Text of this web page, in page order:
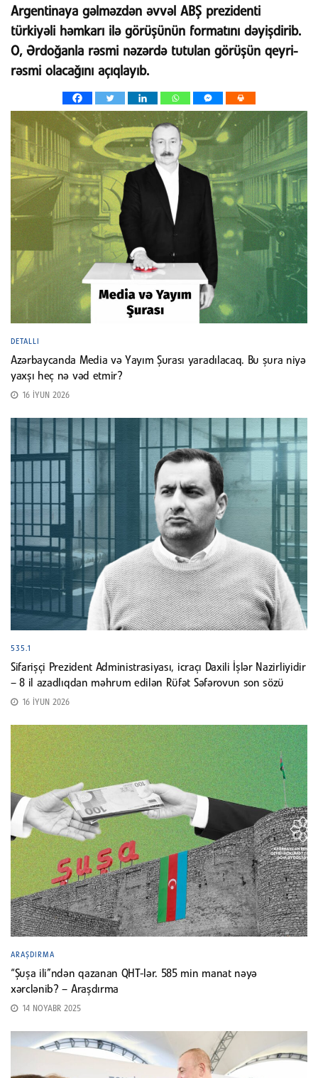
Argentinaya gəlməzdən əvvəl ABŞ prezidenti
türkiyəli həmkarı ilə görüşünün formatını dəyişdirib.
O, Ərdoğanla rəsmi nəzərdə tutulan görüşün qeyri-
rəsmi olacağını açıqlayıb.
DETALLI
Azərbaycanda Media və Yayım Şurası yaradılacaq. Bu şura niyə
yaxşı heç nə vəd etmir?
16 İYUN 2026
535.1
Sifarişçi Prezident Administrasiyası, icraçı Daxili İşlər Nazirliyidir
– 8 il azadlıqdan məhrum edilən Rüfət Səfərovun son sözü
16 İYUN 2026
ARAŞDIRMA
“Şuşa ili”ndən qazanan QHT-lər. 585 min manat nəyə
xərclənib? – Araşdırma
14 NOYABR 2025